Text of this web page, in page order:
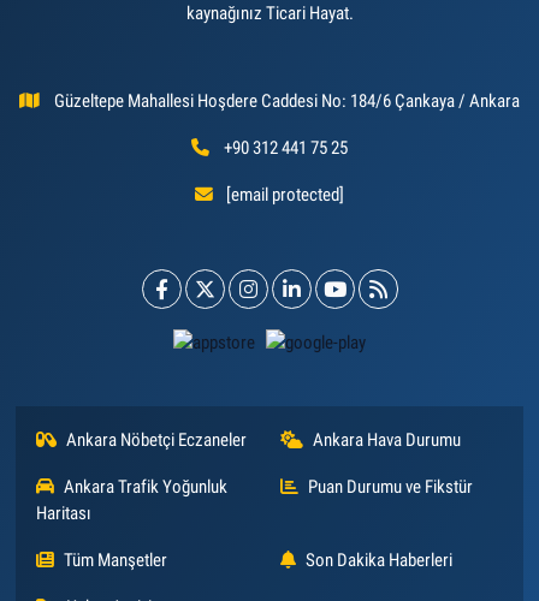
kaynağınız Ticari Hayat.
Güzeltepe Mahallesi Hoşdere Caddesi No: 184/6 Çankaya / Ankara
+90 312 441 75 25
[email protected]
Ankara Nöbetçi Eczaneler Ankara Hava Durumu
Ankara Trafik Yoğunluk
Haritası
Puan Durumu ve Fikstür
Tüm Manşetler Son Dakika Haberleri